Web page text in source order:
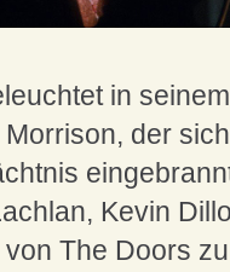
in
der
Kevin
The Doors